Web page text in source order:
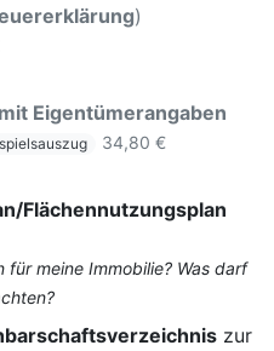
)
Eigentümerangaben
34,80 €
Flächennutzungsplan
für meine Immobilie? Was darf
zur